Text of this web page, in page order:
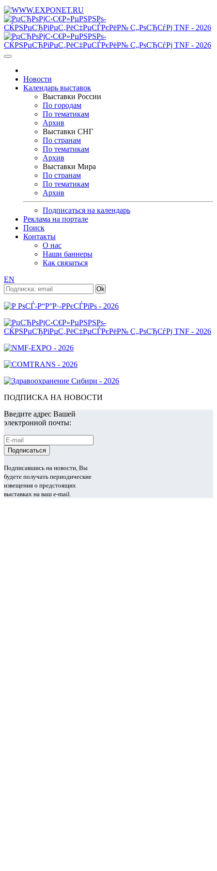
Новости
Календарь выставок
Выставки России
По городам
По тематикам
Архив
Выставки СНГ
По странам
По тематикам
Архив
Выставки Мира
По странам
По тематикам
Архив
Подписаться на календарь
Реклама на портале
Поиск
Контакты
О нас
Наши баннеры
Как связаться
EN
ПОДПИСКА НА НОВОСТИ
Введите адрес Вашей
электронной почты:
Подписавшись на новости, Вы
будете получать периодические
извещения о предстоящих
выставках на ваш e-mail.